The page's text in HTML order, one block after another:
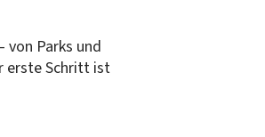
von Parks und
erste Schritt ist